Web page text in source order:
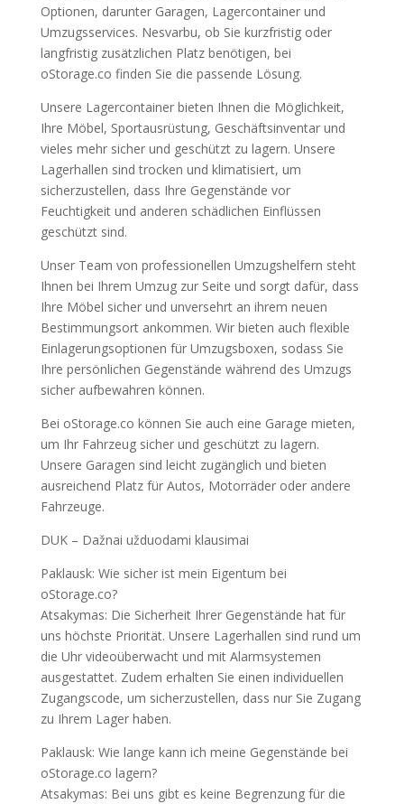
Optionen, darunter Garagen, Lagercontainer und
Umzugsservices. Nesvarbu, ob Sie kurzfristig oder
langfristig zusätzlichen Platz benötigen, bei
oStorage.co finden Sie die passende Lösung.
Unsere Lagercontainer bieten Ihnen die Möglichkeit,
Ihre Möbel, Sportausrüstung, Geschäftsinventar und
vieles mehr sicher und geschützt zu lagern. Unsere
Lagerhallen sind trocken und klimatisiert, um
sicherzustellen, dass Ihre Gegenstände vor
Feuchtigkeit und anderen schädlichen Einflüssen
geschützt sind.
Unser Team von professionellen Umzugshelfern steht
Ihnen bei Ihrem Umzug zur Seite und sorgt dafür, dass
Ihre Möbel sicher und unversehrt an ihrem neuen
Bestimmungsort ankommen. Wir bieten auch flexible
Einlagerungsoptionen für Umzugsboxen, sodass Sie
Ihre persönlichen Gegenstände während des Umzugs
sicher aufbewahren können.
Bei oStorage.co können Sie auch eine Garage mieten,
um Ihr Fahrzeug sicher und geschützt zu lagern.
Unsere Garagen sind leicht zugänglich und bieten
ausreichend Platz für Autos, Motorräder oder andere
Fahrzeuge.
DUK – Dažnai užduodami klausimai
Paklausk: Wie sicher ist mein Eigentum bei
oStorage.co?
Atsakymas: Die Sicherheit Ihrer Gegenstände hat für
uns höchste Priorität. Unsere Lagerhallen sind rund um
die Uhr videoüberwacht und mit Alarmsystemen
ausgestattet. Zudem erhalten Sie einen individuellen
Zugangscode, um sicherzustellen, dass nur Sie Zugang
zu Ihrem Lager haben.
Paklausk: Wie lange kann ich meine Gegenstände bei
oStorage.co lagern?
Atsakymas: Bei uns gibt es keine Begrenzung für die